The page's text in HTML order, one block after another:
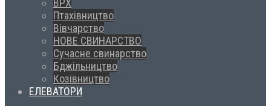
ВРХ
Птахівництво
Вівчарство
НОВЕ СВИНАРСТВО
Сучасне свинарство
Бджільництво
Козівництво
ЕЛЕВАТОРИ